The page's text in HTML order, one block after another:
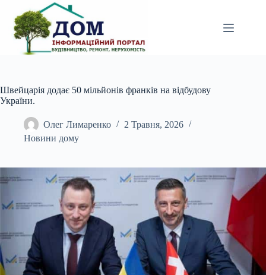
вмісту
Швейцарія додає 50 мільйонів франків на відбудову
України.
Олег Лимаренко
2 Травня, 2026
Новини дому